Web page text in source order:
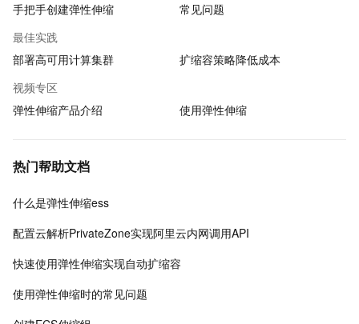
手把手创建弹性伸缩
常见问题
最佳实践
部署高可用计算集群
扩缩容策略降低成本
视频专区
弹性伸缩产品介绍
使用弹性伸缩
热门帮助文档
什么是弹性伸缩ess
配置云解析PrivateZone实现阿里云内网调用API
快速使用弹性伸缩实现自动扩缩容
使用弹性伸缩时的常见问题